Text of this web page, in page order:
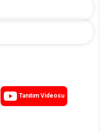
Tanıtım Videosu